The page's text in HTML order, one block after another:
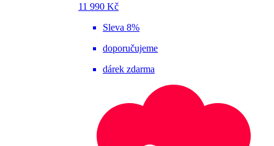
11 990 Kč
Sleva 8%
doporučujeme
dárek zdarma